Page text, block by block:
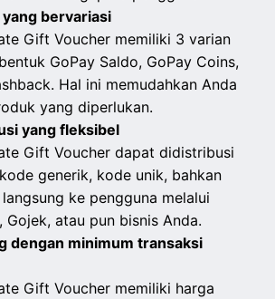
bervariasi
Gift Voucher memiliki 3 varian
GoPay Saldo, GoPay Coins,
Hal ini memudahkan Anda
yang diperlukan.
yang fleksibel
Gift Voucher dapat didistribusi
generik, kode unik, bahkan
ke pengguna melalui
Gojek, atau pun bisnis Anda.
dengan minimum transaksi
Gift Voucher memiliki harga